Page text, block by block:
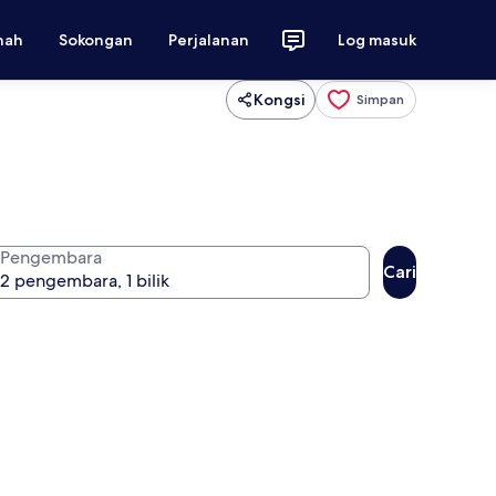
Sokongan Perjalanan Log masuk
Kongsi Simpan
Pengembara
Cari